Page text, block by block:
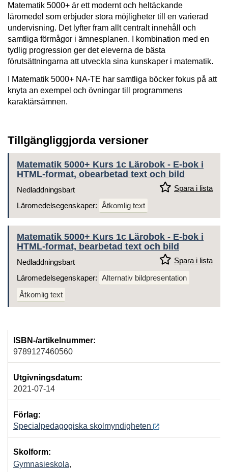
Matematik 5000+ är ett modernt och heltäckande
läromedel som erbjuder stora möjligheter till en varierad
undervisning. Det lyfter fram allt centralt innehåll och
samtliga förmågor i ämnesplanen. I kombination med en
tydlig progression ger det eleverna de bästa
förutsättningarna att utveckla sina kunskaper i matematik.
I Matematik 5000+ NA-TE har samtliga böcker fokus på att
knyta an exempel och övningar till programmens
karaktärsämnen.
Tillgängliggjorda versioner
Matematik 5000+ Kurs 1c Lärobok - E-bok i
HTML-format, obearbetad text och bild
Spara i lista
Nedladdningsbart
Läromedelsegenskaper: Åtkomlig text
Matematik 5000+ Kurs 1c Lärobok - E-bok i
HTML-format, bearbetad text och bild
Spara i lista
Nedladdningsbart
Läromedelsegenskaper: Alternativ bildpresentation
Åtkomlig text
ISBN-/artikelnummer:
9789127460560
Utgivningsdatum:
2021-07-14
Förlag:
Specialpedagogiska skolmyndigheten
Skolform:
Gymnasieskola,